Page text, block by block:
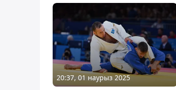
20:37, 01 наурыз 2025